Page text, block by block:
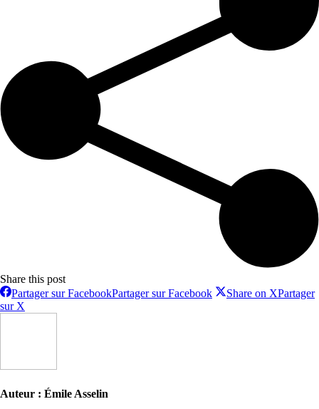
Share this post
Partager sur FacebookPartager sur Facebook Share on XPartager
sur X
Auteur : Émile Asselin